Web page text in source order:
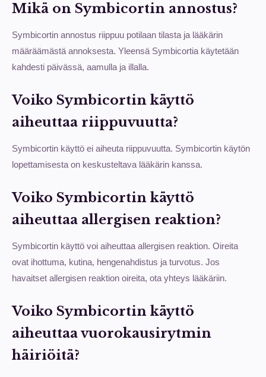
Mikä on Symbicortin annostus?
Symbicortin annostus riippuu potilaan tilasta ja lääkärin
määräämästä annoksesta. Yleensä Symbicortia käytetään
kahdesti päivässä, aamulla ja illalla.
Voiko Symbicortin käyttö
aiheuttaa riippuvuutta?
Symbicortin käyttö ei aiheuta riippuvuutta. Symbicortin käytön
lopettamisesta on keskusteltava lääkärin kanssa.
Voiko Symbicortin käyttö
aiheuttaa allergisen reaktion?
Symbicortin käyttö voi aiheuttaa allergisen reaktion. Oireita
ovat ihottuma, kutina, hengenahdistus ja turvotus. Jos
havaitset allergisen reaktion oireita, ota yhteys lääkäriin.
Voiko Symbicortin käyttö
aiheuttaa vuorokausirytmin
häiriöitä?